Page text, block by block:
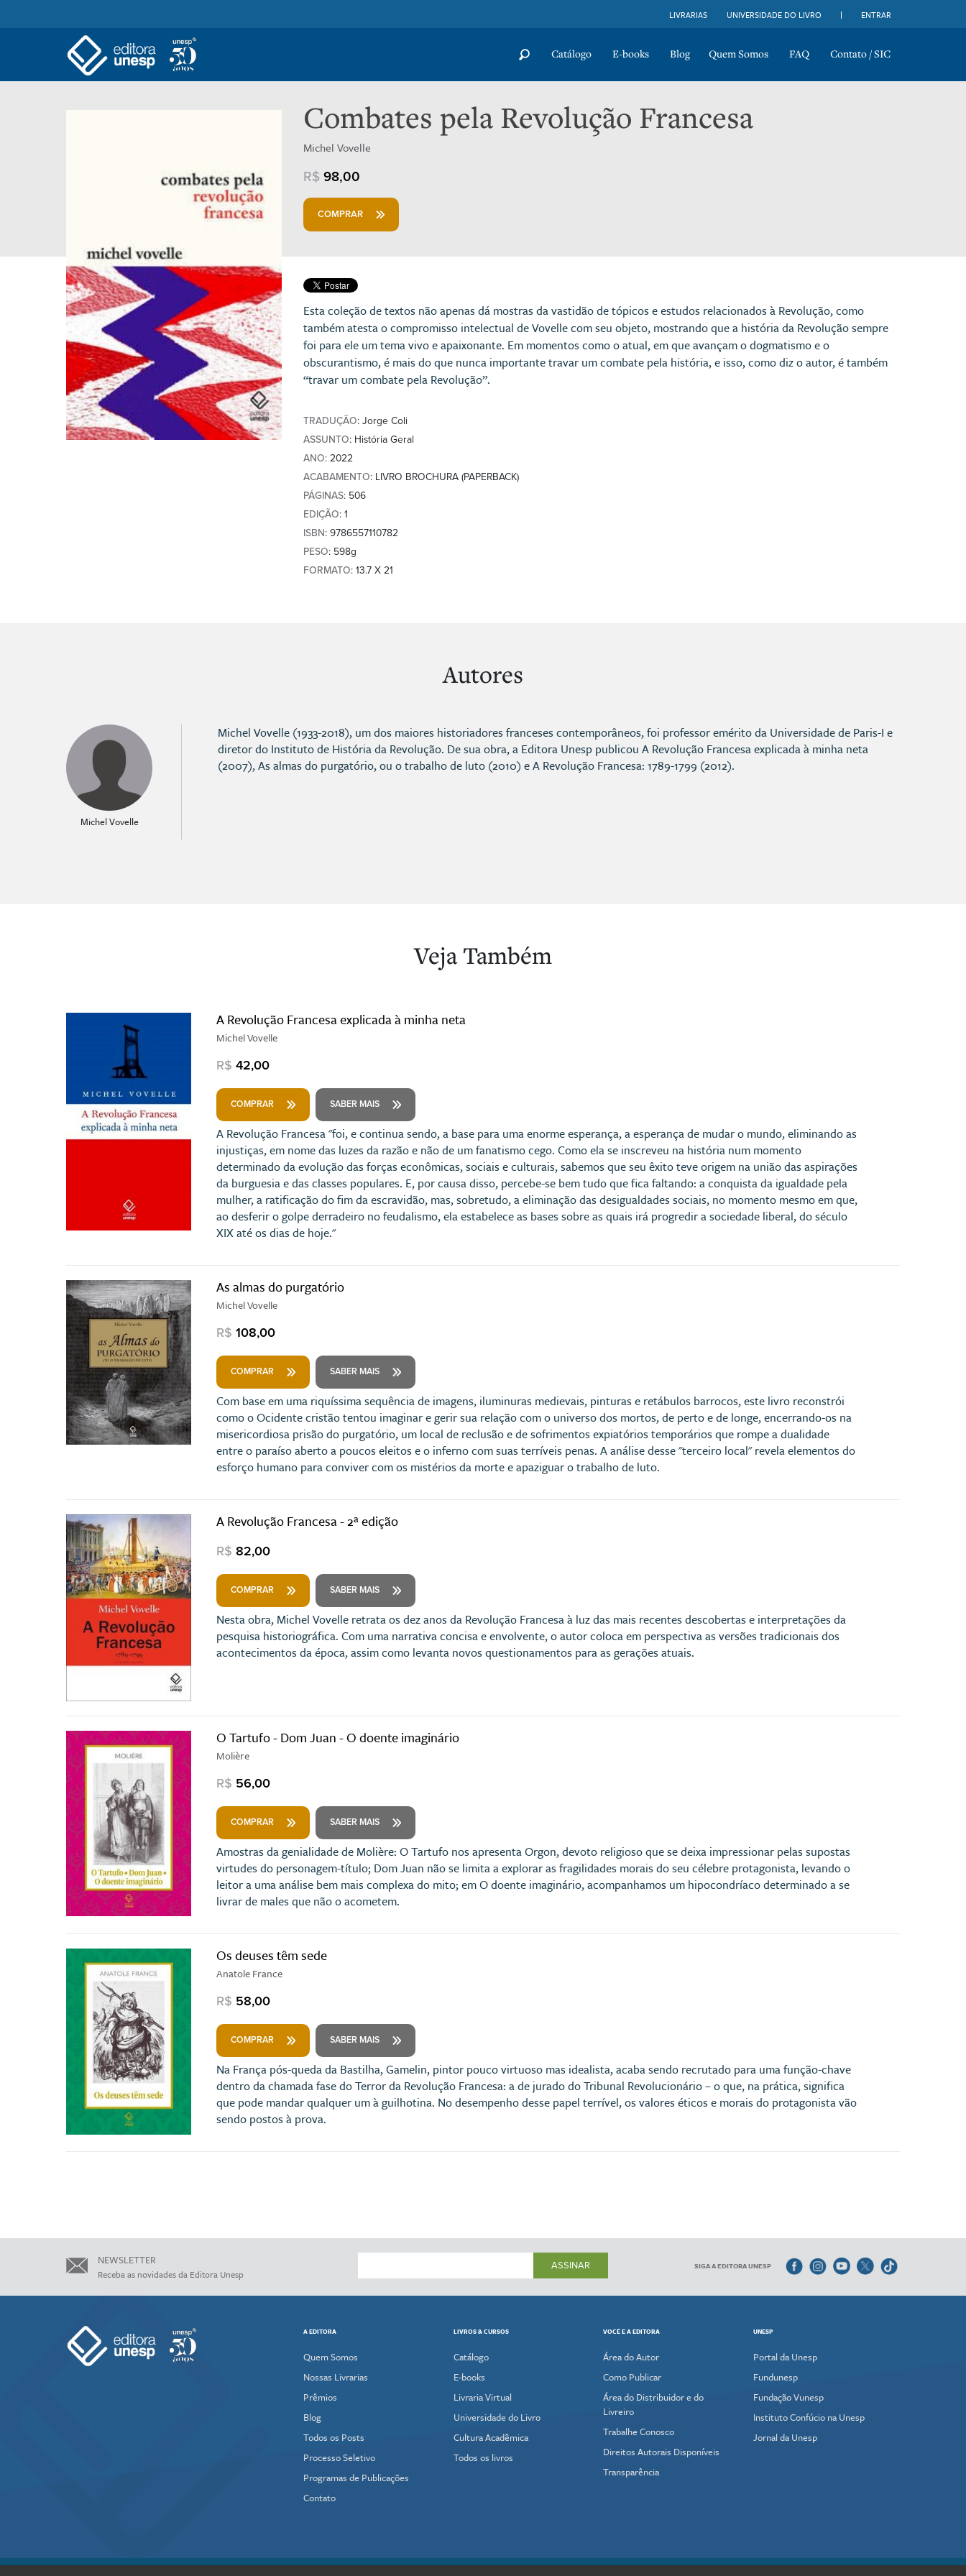
LIVRARIAS UNIVERSIDADE DO LIVRO ENTRAR
Catálogo E-books Blog Quem Somos FAQ Contato / SIC
Combates pela Revolução Francesa
Michel Vovelle
R$ 98,00
COMPRAR
Esta coleção de textos não apenas dá mostras da vastidão de tópicos e estudos relacionados à Revolução, como
também atesta o compromisso intelectual de Vovelle com seu objeto, mostrando que a história da Revolução sempre
foi para ele um tema vivo e apaixonante. Em momentos como o atual, em que avançam o dogmatismo e o
obscurantismo, é mais do que nunca importante travar um combate pela história, e isso, como diz o autor, é também
“travar um combate pela Revolução”.
TRADUÇÃO: Jorge Coli
ASSUNTO: História Geral
ANO: 2022
ACABAMENTO: LIVRO BROCHURA (PAPERBACK)
PÁGINAS: 506
EDIÇÃO: 1
ISBN: 9786557110782
PESO: 598g
FORMATO: 13.7 X 21
Autores
Michel Vovelle
Michel Vovelle (1933-2018), um dos maiores historiadores franceses contemporâneos, foi professor emérito da Universidade de Paris-I e
diretor do Instituto de História da Revolução. De sua obra, a Editora Unesp publicou A Revolução Francesa explicada à minha neta
(2007), As almas do purgatório, ou o trabalho de luto (2010) e A Revolução Francesa: 1789-1799 (2012).
Veja Também
A Revolução Francesa explicada à minha neta
Michel Vovelle
R$ 42,00
COMPRAR SABER MAIS
A Revolução Francesa "foi, e continua sendo, a base para uma enorme esperança, a esperança de mudar o mundo, eliminando as
injustiças, em nome das luzes da razão e não de um fanatismo cego. Como ela se inscreveu na história num momento
determinado da evolução das forças econômicas, sociais e culturais, sabemos que seu êxito teve origem na união das aspirações
da burguesia e das classes populares. E, por causa disso, percebe-se bem tudo que fica faltando: a conquista da igualdade pela
mulher, a ratificação do fim da escravidão, mas, sobretudo, a eliminação das desigualdades sociais, no momento mesmo em que,
ao desferir o golpe derradeiro no feudalismo, ela estabelece as bases sobre as quais irá progredir a sociedade liberal, do século
XIX até os dias de hoje."
As almas do purgatório
Michel Vovelle
R$ 108,00
COMPRAR SABER MAIS
Com base em uma riquíssima sequência de imagens, iluminuras medievais, pinturas e retábulos barrocos, este livro reconstrói
como o Ocidente cristão tentou imaginar e gerir sua relação com o universo dos mortos, de perto e de longe, encerrando-os na
misericordiosa prisão do purgatório, um local de reclusão e de sofrimentos expiatórios temporários que rompe a dualidade
entre o paraíso aberto a poucos eleitos e o inferno com suas terríveis penas. A análise desse "terceiro local" revela elementos do
esforço humano para conviver com os mistérios da morte e apaziguar o trabalho de luto.
A Revolução Francesa - 2ª edição
R$ 82,00
COMPRAR SABER MAIS
Nesta obra, Michel Vovelle retrata os dez anos da Revolução Francesa à luz das mais recentes descobertas e interpretações da
pesquisa historiográfica. Com uma narrativa concisa e envolvente, o autor coloca em perspectiva as versões tradicionais dos
acontecimentos da época, assim como levanta novos questionamentos para as gerações atuais.
O Tartufo - Dom Juan - O doente imaginário
Molière
R$ 56,00
COMPRAR SABER MAIS
Amostras da genialidade de Molière: O Tartufo nos apresenta Orgon, devoto religioso que se deixa impressionar pelas supostas
virtudes do personagem-título; Dom Juan não se limita a explorar as fragilidades morais do seu célebre protagonista, levando o
leitor a uma análise bem mais complexa do mito; em O doente imaginário, acompanhamos um hipocondríaco determinado a se
livrar de males que não o acometem.
Os deuses têm sede
Anatole France
R$ 58,00
COMPRAR SABER MAIS
Na França pós-queda da Bastilha, Gamelin, pintor pouco virtuoso mas idealista, acaba sendo recrutado para uma função-chave
dentro da chamada fase do Terror da Revolução Francesa: a de jurado do Tribunal Revolucionário – o que, na prática, significa
que pode mandar qualquer um à guilhotina. No desempenho desse papel terrível, os valores éticos e morais do protagonista vão
sendo postos à prova.
NEWSLETTER
Receba as novidades da Editora Unesp
ASSINAR SIGA A EDITORA UNESP
A EDITORA
Quem Somos
Nossas Livrarias
Prêmios
Blog
Todos os Posts
Processo Seletivo
Programas de Publicações
Contato
LIVROS & CURSOS
Catálogo
E-books
Livraria Virtual
Universidade do Livro
Cultura Acadêmica
Todos os livros
VOCÊ E A EDITORA
Área do Autor
Como Publicar
Área do Distribuidor e do
Livreiro
Trabalhe Conosco
Direitos Autorais Disponíveis
Transparência
UNESP
Portal da Unesp
Fundunesp
Fundação Vunesp
Instituto Confúcio na Unesp
Jornal da Unesp